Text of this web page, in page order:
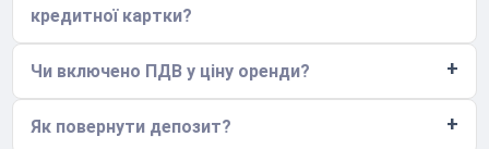
кредитної картки?
Чи включено ПДВ у ціну оренди?
Як повернути депозит?